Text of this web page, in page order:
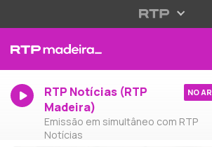
RTP Notícias (RTP
Madeira)
Emissão em simultâneo com RTP
Notícias
NO AR